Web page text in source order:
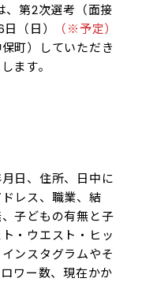
、第2次選考（面接
（日）
（※予定）
町）していただき
ます。
日、住所、日中に
レス、職業、結
子どもの有無と子
・ウエスト・ヒッ
ンスタグラムやそ
ワー数、現在かか